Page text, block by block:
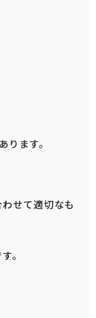
ます。
せて適切なも
。